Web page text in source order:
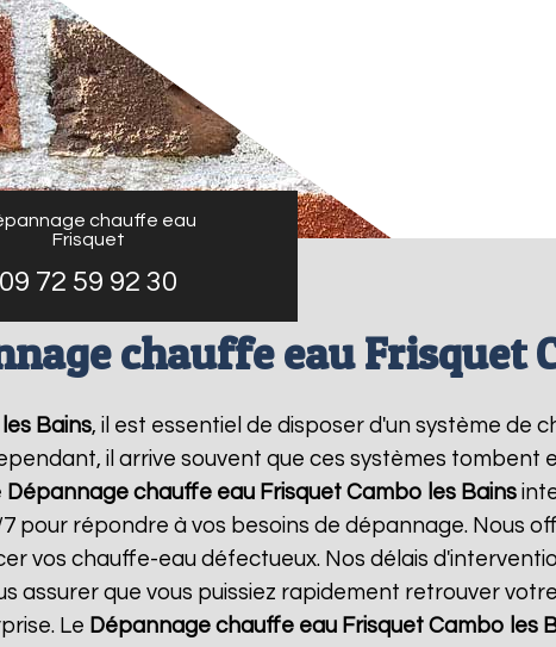
chauffe eau
Frisquet
09 72 59 92 30
chauffe eau Frisquet
Bains, il est essentiel de disposer d'un système de
il arrive souvent que ces systèmes tombent
Dépannage chauffe eau Frisquet Cambo les Bains
pour répondre à vos besoins de dépannage. Nous
vos chauffe-eau défectueux. Nos délais
assurer que vous puissiez rapidement retrouver
Le Dépannage chauffe eau Frisquet Cambo les